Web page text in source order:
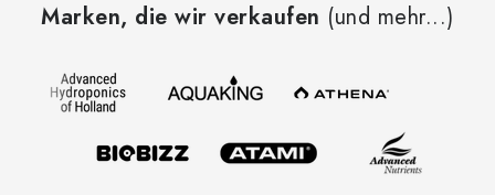
Marken, die wir verkaufen (und mehr...)